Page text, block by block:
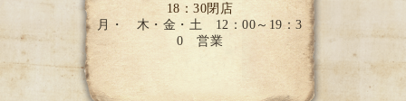
18：30閉店
月・ 木・金・土 12：00～19：3
0 営業